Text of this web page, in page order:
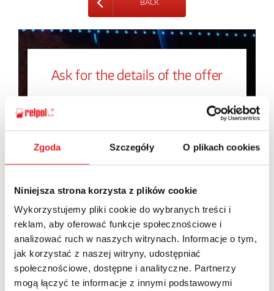
Zgoda Szczegóły O plikach cookies
Niniejsza strona korzysta z plików cookie
Wykorzystujemy pliki cookie do wybranych treści i
reklam, aby oferować funkcje społecznościowe i
analizować ruch w naszych witrynach. Informacje o tym,
jak korzystać z naszej witryny, udostępniać
społecznościowe, dostępne i analityczne. Partnerzy
mogą łączyć te informacje z innymi podstawowymi
BACK
Ask for the details of the offer
Email: *
Phone: